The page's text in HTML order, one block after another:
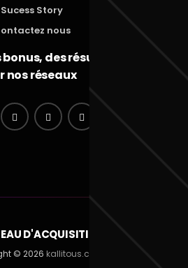
Sucess Story
nous
bonus, des résultats – tout
nos réseaux
D'ACQUISITION SUISSE
© 2026 kallitous.ch